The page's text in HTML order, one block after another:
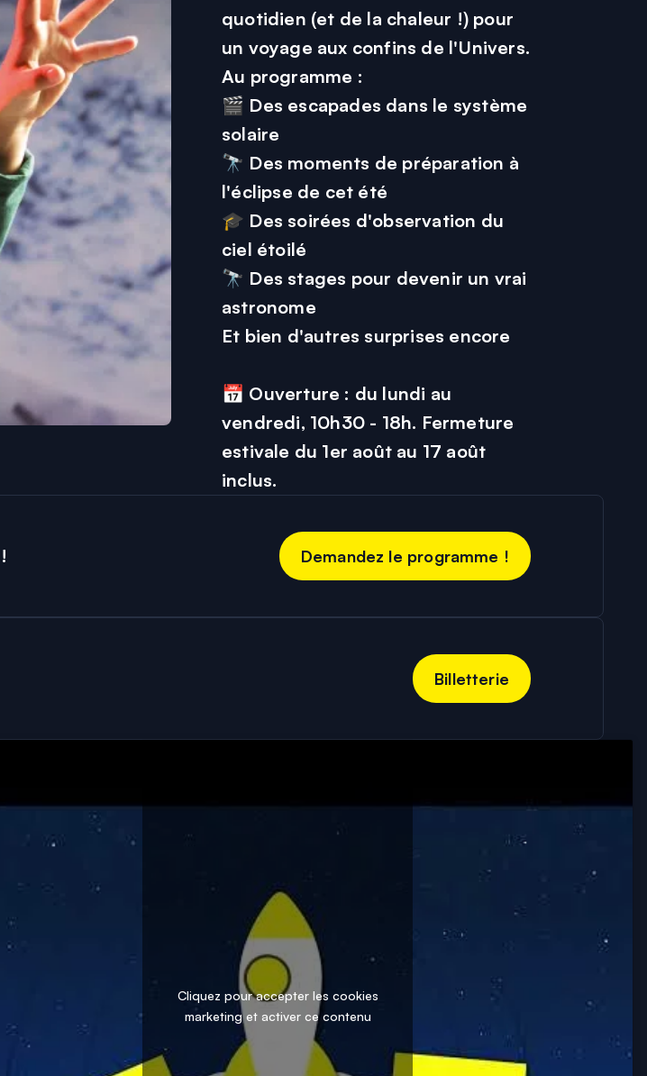
quotidien (et de la chaleur !) pour
un voyage aux confins de l'Univers.
Au programme :
🎬 Des escapades dans le système
solaire
🔭 Des moments de préparation à
l'éclipse de cet été
🎓 Des soirées d'observation du
ciel étoilé
🔭 Des stages pour devenir un vrai
astronome
Et bien d'autres surprises encore
📅 Ouverture : du lundi au
vendredi, 10h30 - 18h. Fermeture
estivale du 1er août au 17 août
Demandez le programme !
Billetterie
Cliquez pour accepter les cookies
marketing et activer ce contenu